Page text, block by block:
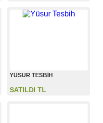
YÜSUR TESBİH
SATILDI TL